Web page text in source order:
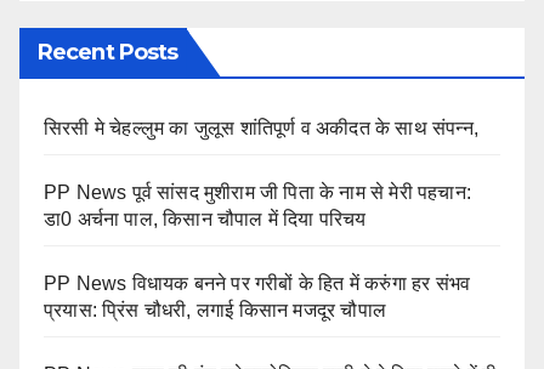
Recent Posts
सिरसी मे चेहल्लुम का जुलूस शांतिपूर्ण व अकीदत के साथ संपन्न,
PP News पूर्व सांसद मुशीराम जी पिता के नाम से मेरी पहचान:
डा0 अर्चना पाल, किसान चौपाल में दिया परिचय
PP News विधायक बनने पर गरीबों के हित में करुंगा हर संभव
प्रयास: प्रिंस चौधरी, लगाई किसान मजदूर चौपाल